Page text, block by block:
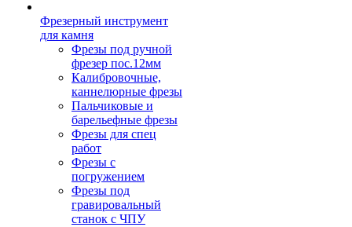
Фрезерный инструмент
для камня
Фрезы под ручной
фрезер пос.12мм
Калибровочные,
каннелюрные фрезы
Пальчиковые и
барельефные фрезы
Фрезы для спец
работ
Фрезы с
погружением
Фрезы под
гравировальный
станок с ЧПУ